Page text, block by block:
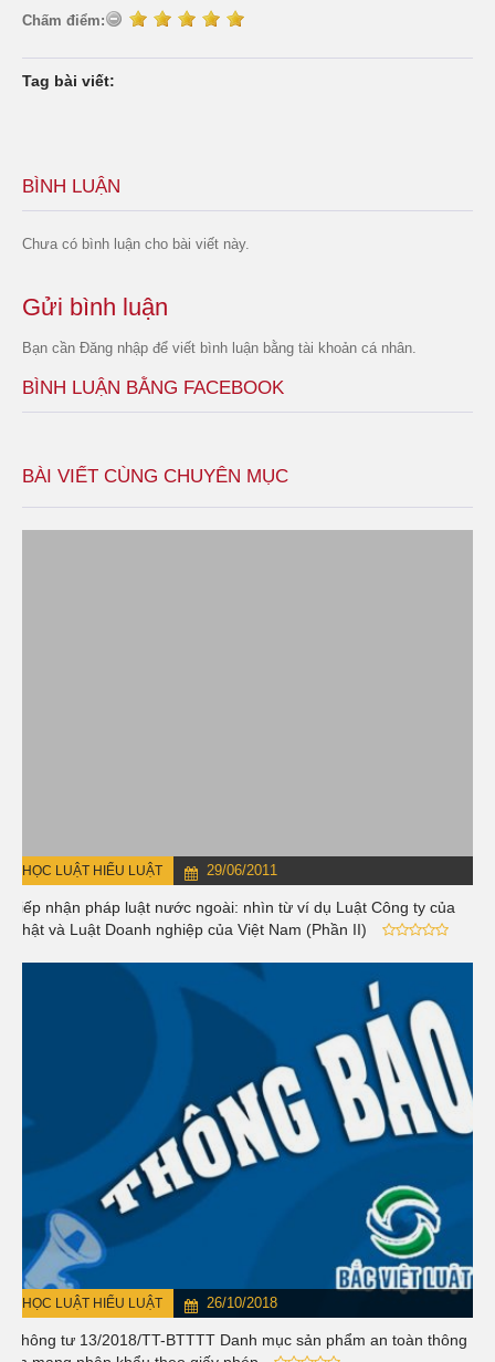
Chấm điểm:
Tag bài viết:
BÌNH LUẬN
Chưa có bình luận cho bài viết này.
Gửi bình luận
Bạn cần Đăng nhập để viết bình luận bằng tài khoản cá nhân.
BÌNH LUẬN BẰNG FACEBOOK
BÀI VIẾT CÙNG CHUYÊN MỤC
HỌC LUẬT HIỂU LUẬT 29/06/2011
Tiếp nhận pháp luật nước ngoài: nhìn từ ví dụ Luật Công ty của
Nhật và Luật Doanh nghiệp của Việt Nam (Phần II)
HỌC LUẬT HIỂU LUẬT 26/10/2018
Thông tư 13/2018/TT-BTTTT Danh mục sản phẩm an toàn thông